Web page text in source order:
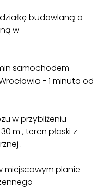
budowlaną o
w
samochodem
- 1 minuta od
w przybliżeniu
m , teren płaski z
.
miejscowym planie